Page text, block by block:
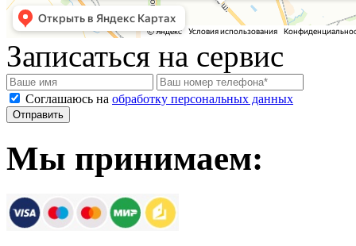
Записаться на сервис
Соглашаюсь на обработку персональных данных
Мы принимаем: